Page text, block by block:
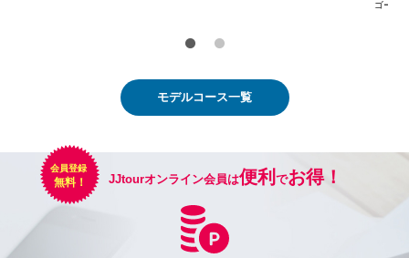
モデルコース一覧
JJtourオンライン会員は便利 でお得！